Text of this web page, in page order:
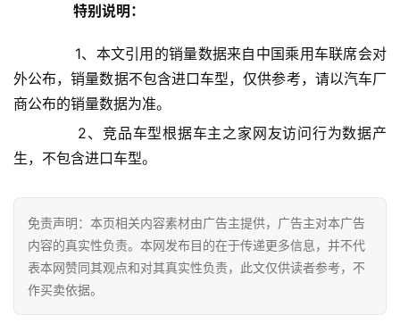
关
们
系
我
们
特别说明：
1、本文引用的销量数据来自中国乘用车联席会对
外公布，销量数据不包含进口车型，仅供参考，请以汽车厂
商公布的销量数据为准。
2、竞品车型根据车主之家网友访问行为数据产
生，不包含进口车型。
免责声明：本页相关内容素材由广告主提供，广告主对本广告
内容的真实性负责。本网发布目的在于传递更多信息，并不代
表本网赞同其观点和对其真实性负责，此文仅供读者参考，不
作买卖依据。